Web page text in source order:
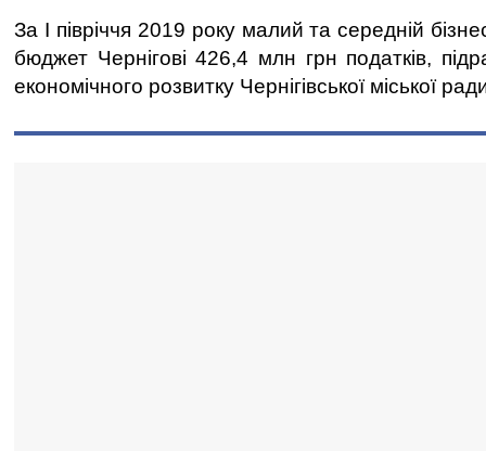
За І півріччя 2019 року малий та середній
бюджет Чернігові 426,4 млн грн податків,
економічного розвитку Чернігівської міської